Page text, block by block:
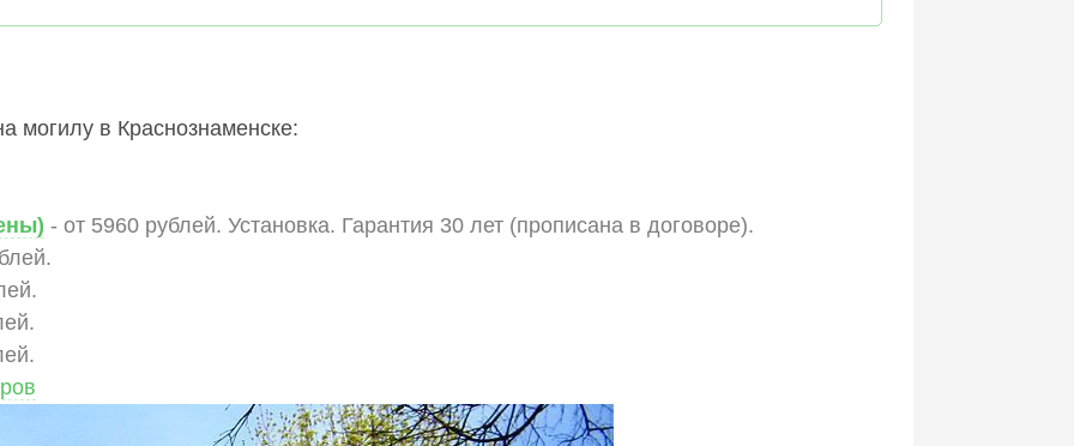
могилу в Краснознаменске:
- от 5960 рублей. Установка. Гарантия 30 лет (прописана в договоре).